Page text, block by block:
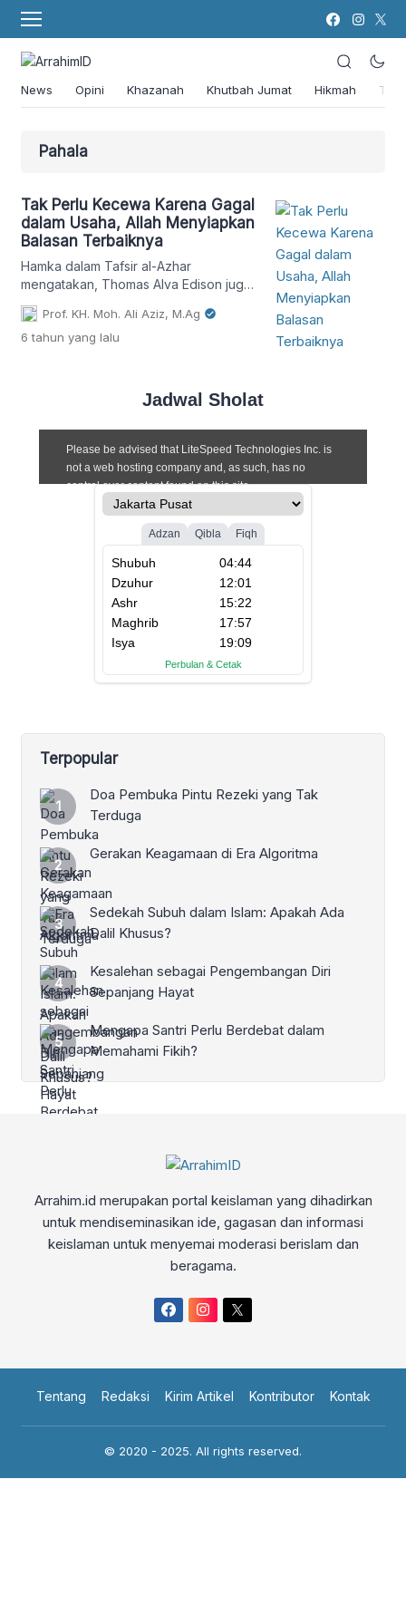
News Opini Khazanah Khutbah Jumat Hikmah
Pahala
Tak Perlu Kecewa Karena Gagal
dalam Usaha, Allah Menyiapkan
Balasan Terbaiknya
Hamka dalam Tafsir al-Azhar
mengatakan, Thomas Alva Edison juga
akan diringankan siksanya karena
menghasilkan temuan listrik yang luar
biasa manfaatnya untuk kehidupan kita,
Prof. KH. Moh. Ali Aziz, M.Ag
6 tahun yang lalu
Jadwal Sholat
Terpopular
Doa Pembuka Pintu Rezeki yang Tak
Terduga
Gerakan Keagamaan di Era Algoritma
Sedekah Subuh dalam Islam: Apakah Ada
Dalil Khusus?
Kesalehan sebagai Pengembangan Diri
Sepanjang Hayat
Mengapa Santri Perlu Berdebat dalam
Memahami Fikih?
Arrahim.id merupakan portal keislaman yang dihadirkan
untuk mendiseminasikan ide, gagasan dan informasi
keislaman untuk menyemai moderasi berislam dan
beragama.
Tentang Redaksi Kirim Artikel Kontributor Kontak
© 2020 - 2025. All rights reserved.